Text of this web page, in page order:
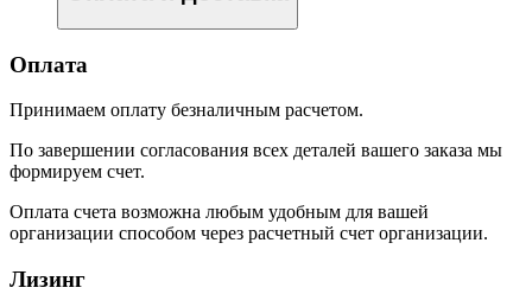
Оплата
Принимаем оплату безналичным расчетом.
По завершении согласования всех деталей вашего заказа мы
формируем счет.
Оплата счета возможна любым удобным для вашей
организации способом через расчетный счет организации.
Лизинг